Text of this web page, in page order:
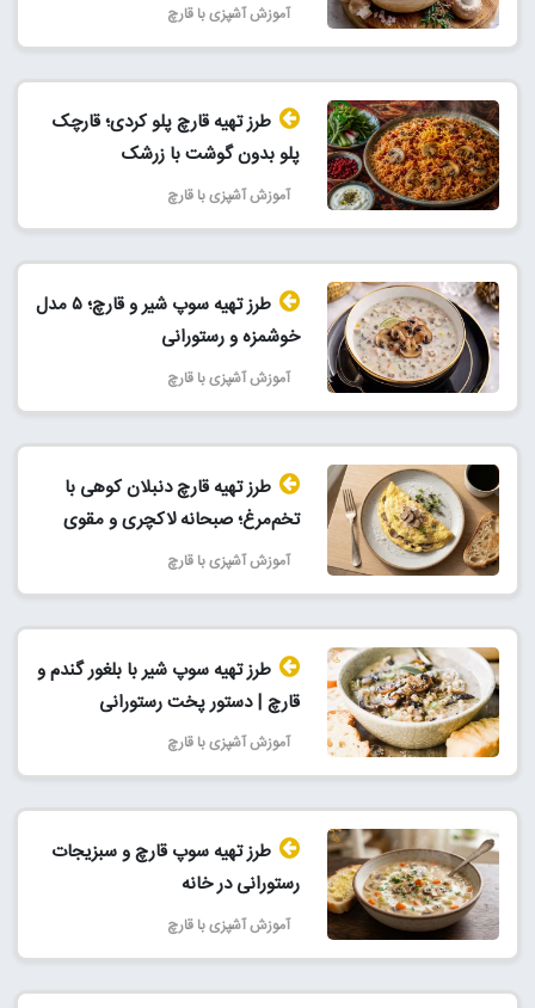
آموزش آشپزی با قارچ
طرز تهیه قارچ پلو کردی؛ قارچک
پلو بدون گوشت با زرشک
آموزش آشپزی با قارچ
طرز تهیه سوپ شیر و قارچ؛ ۵ مدل
خوشمزه و رستورانی
آموزش آشپزی با قارچ
طرز تهیه قارچ دنبلان کوهی با
تخم‌مرغ؛ صبحانه لاکچری و مقوی
آموزش آشپزی با قارچ
طرز تهیه سوپ شیر با بلغور گندم و
قارچ | دستور پخت رستورانی
آموزش آشپزی با قارچ
طرز تهیه سوپ قارچ و سبزیجات
رستورانی در خانه
آموزش آشپزی با قارچ